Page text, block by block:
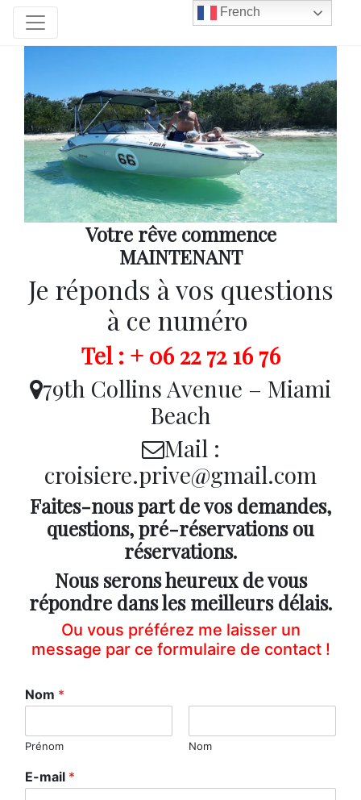
Votre rêve commence
MAINTENANT
Je réponds à vos questions
à ce numéro
Tel : + 06 22 72 16 76
79th Collins Avenue – Miami
Beach
Mail :
croisiere.prive@gmail.com
Faites-nous part de vos demandes,
questions, pré-réservations ou
réservations.
Nous serons heureux de vous
répondre dans les meilleurs délais.
Ou vous préférez me laisser un
message par ce formulaire de contact !
Nom *
Prénom Nom
E-mail *
French